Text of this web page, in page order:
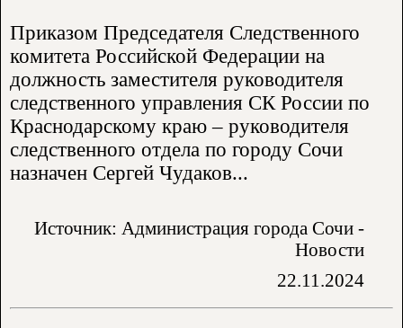
Приказом Председателя Следственного
комитета Российской Федерации на
должность заместителя руководителя
следственного управления СК России по
Краснодарскому краю – руководителя
следственного отдела по городу Сочи
назначен Сергей Чудаков...
Источник: Администрация города Сочи -
Новости
22.11.2024